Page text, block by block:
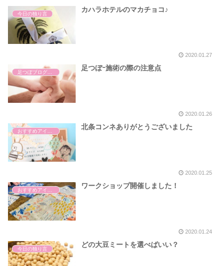
今日の独り言
カハラホテルのマカチョコ♪
2020.01.27
足つぼブログ（東洋医学）
足つぼｰ施術の際の注意点
2020.01.26
北条コンネありがとうございました
2020.01.25
ワークショップ開催しました！
2020.01.24
今日の独り言
どの大豆ミートを選べばいい？